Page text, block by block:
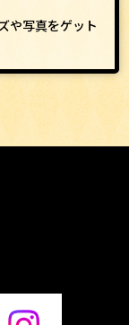
や写真をゲット